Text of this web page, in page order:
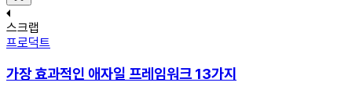
스크랩
프로덕트
가장 효과적인 애자일 프레임워크 13가지